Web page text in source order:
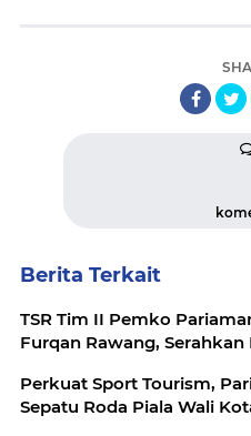
Berita Terkait
TSR Tim II Pemko
Furqan Rawang, Serahkan
Perkuat Sport Tourism,
Sepatu Roda Piala Wali